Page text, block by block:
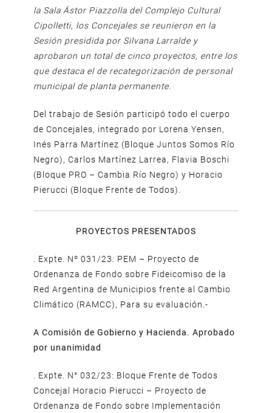
la Sala Ástor Piazzolla del Complejo Cultural
Cipolletti, los Concejales se reunieron en la
Sesión presidida por Silvana Larralde y
aprobaron un total de cinco proyectos, entre los
que destaca el de recategorización de personal
municipal de planta permanente.
Del trabajo de Sesión participó todo el cuerpo
de Concejales, integrado por Lorena Yensen,
Inés Parra Martínez (Bloque Juntos Somos Río
Negro), Carlos Martínez Larrea, Flavia Boschi
(Bloque PRO – Cambia Río Negro) y Horacio
Pierucci (Bloque Frente de Todos).
PROYECTOS PRESENTADOS
. Expte. Nº 031/23: PEM – Proyecto de
Ordenanza de Fondo sobre Fideicomiso de la
Red Argentina de Municipios frente al Cambio
Climático (RAMCC), Para su evaluación.-
A Comisión de Gobierno y Hacienda. Aprobado
por unanimidad
. Expte. N° 032/23: Bloque Frente de Todos
Concejal Horacio Pierucci – Proyecto de
Ordenanza de Fondo sobre Implementación